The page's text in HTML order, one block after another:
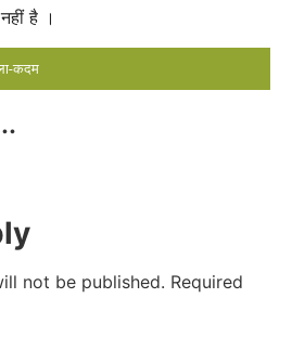
कदम
है ।
not be published. Required